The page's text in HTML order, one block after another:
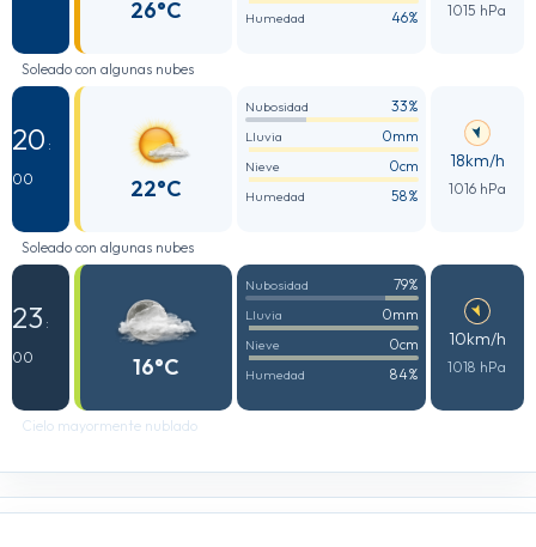
26°C Humedad 46% 1015 hPa
Soleado con algunas nubes
20 :
00
22°C
Nubosidad 33%
Lluvia 0mm
Nieve 0cm
Humedad 58%
18km/h
1016 hPa
Soleado con algunas nubes
23 :
00
16°C
Nubosidad 79%
Lluvia 0mm
Nieve 0cm
Humedad 84%
10km/h
1018 hPa
Cielo mayormente nublado